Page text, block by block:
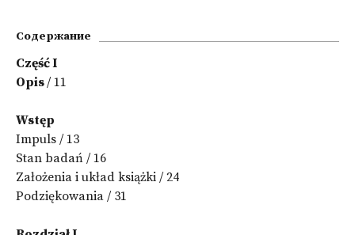
Содержание
Część I
Opis/ 11
Wstęp
Impuls / 13
Stan badań / 16
Założenia i układ książki / 24
Podziękowania / 31